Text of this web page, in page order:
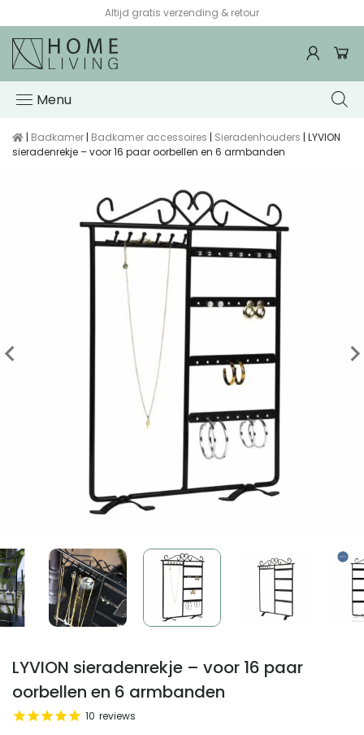
Altijd gratis verzending & retour
Menu
| Badkamer | Badkamer accessoires | Sieradenhouders | LYVION
sieradenrekje – voor 16 paar oorbellen en 6 armbanden
LYVION sieradenrekje – voor 16 paar
oorbellen en 6 armbanden
10 reviews